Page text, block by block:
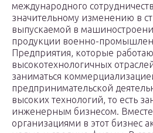
международного
значительному изменению в
выпускаемой в
продукции военно-
Предприятия, которые
высокотехнологичных
заниматься
предпринимательской
высоких технологий, то есть
инженерным бизнесом.
организациями в этот бизнес